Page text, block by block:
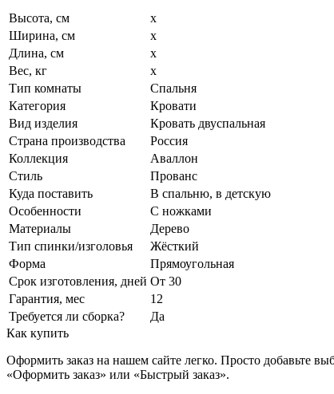
Высота, см
x
Ширина, см
x
Длина, см
x
Вес, кг
x
Тип комнаты
Спальня
Категория
Кровати
Вид изделия
Кровать двуспальная
Страна производства
Россия
Коллекция
Аваллон
Стиль
Прованс
Куда поставить
В спальню, в детскую
Особенности
С ножками
Материалы
Дерево
Тип спинки/изголовья
Жёсткий
Форма
Прямоугольная
Срок изготовления, дней От 30
Гарантия, мес
12
Требуется ли сборка?
Да
Как купить
Оформить заказ на нашем сайте легко. Просто добавьте
«Оформить заказ» или «Быстрый заказ».